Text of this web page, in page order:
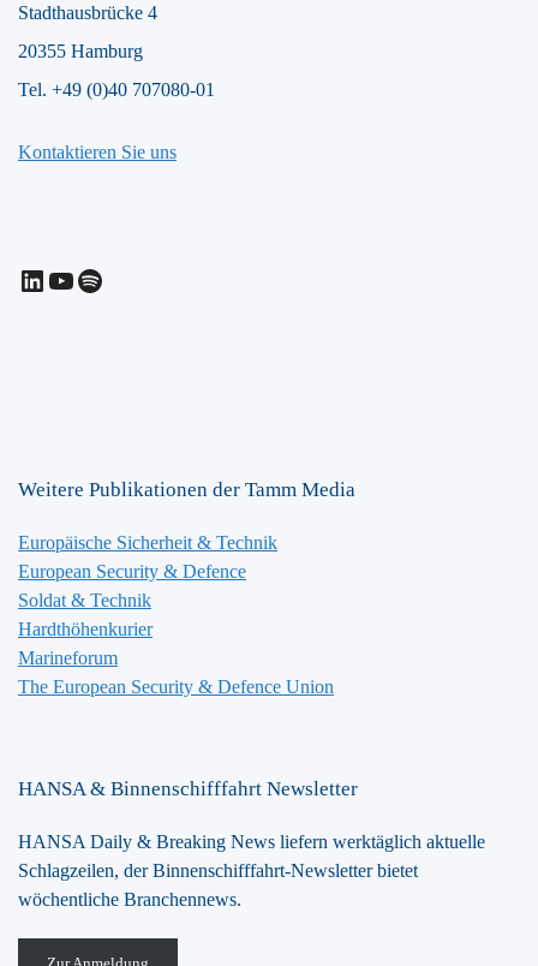
Stadthausbrücke 4
20355 Hamburg
Tel. +49 (0)40 707080-01
Kontaktieren Sie uns
LinkedIn
YouTube
Spotify
Weitere Publikationen der Tamm Media
Europäische Sicherheit & Technik
European Security & Defence
Soldat & Technik
Hardthöhenkurier
Marineforum
The European Security & Defence Union
HANSA & Binnenschifffahrt Newsletter
HANSA Daily & Breaking News liefern werktäglich aktuelle
Schlagzeilen, der Binnenschifffahrt-Newsletter bietet
wöchentliche Branchennews.